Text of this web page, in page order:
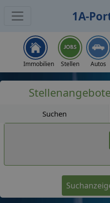
1A-
Immobilien Stellen Autos
Suchen